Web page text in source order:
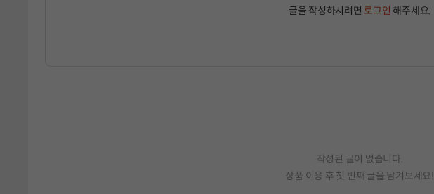
글을 작성하시려면 로그인 해주세요.
작성된 글이 없습니다.
상품 이용 후 첫 번째 글을 남겨보세요!